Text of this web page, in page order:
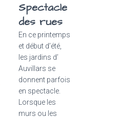
Spectacle
des rues
En ce printemps
et début d’été,
les jardins d’
Auvillars se
donnent parfois
en spectacle.
Lorsque les
murs ou les